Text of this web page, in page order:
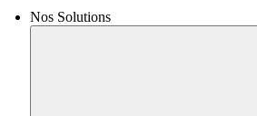
Nos Solutions